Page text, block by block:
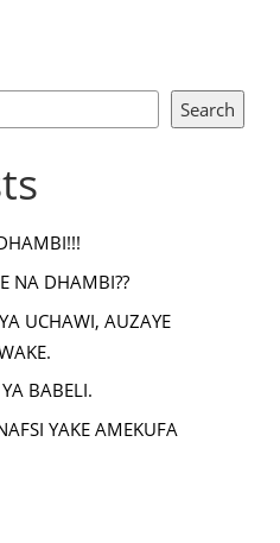
Search
NA DHAMBI??
UCHAWI, AUZAYE
BABELI.
YAKE AMEKUFA